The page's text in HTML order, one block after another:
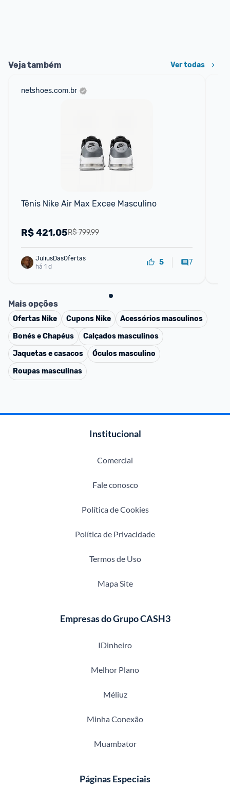
Veja também Ver todas
netshoes.com.br
Tênis Nike Air Max Excee Masculino
R$ 799,99
R$421,05
JuliusDasOfertas
há 1 d
5 7
Mais opções
Ofertas Nike Cupons Nike
Acessórios masculinos
Bonés e Chapéus
Calçados masculinos
Jaquetas e casacos
Óculos masculino
Roupas masculinas
Institucional
Comercial
Fale conosco
Política de Cookies
Política de Privacidade
Termos de Uso
Mapa Site
Empresas do Grupo CASH3
IDinheiro
Melhor Plano
Méliuz
Minha Conexão
Muambator
Páginas Especiais